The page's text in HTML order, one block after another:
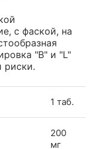
с фаской, на
"B" и "L"
риски.
1 таб.
200
мг